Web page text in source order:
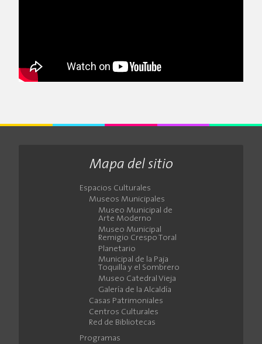
Mapa del sitio
Espacios Culturales
Museos Municipales
Museo Municipal de
Arte Moderno
Museo Municipal
Remigio Crespo Toral
Planetario
Municipal de la Paja
Toquilla y el Sombrero
Museo Catedral Vieja
Galería de la Alcaldía
Casas Patrimoniales
Centros Culturales
Red de Bibliotecas
Programas